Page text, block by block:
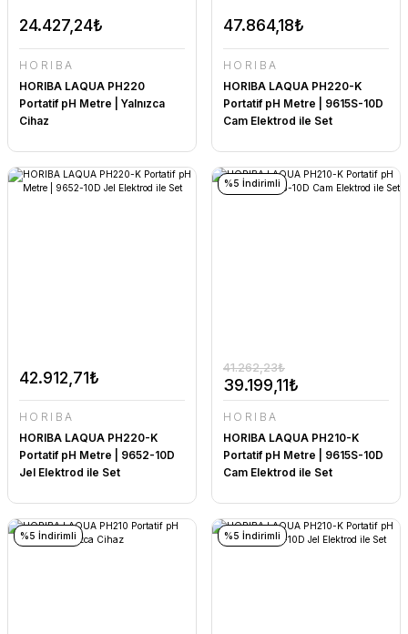
24.427,24₺
HORIBA
HORIBA LAQUA PH220
Portatif pH Metre | Yalnızca
Cihaz
47.864,18₺
HORIBA
HORIBA LAQUA PH220-K
Portatif pH Metre | 9615S-10D
Cam Elektrod ile Set
42.912,71₺
HORIBA
HORIBA LAQUA PH220-K
Portatif pH Metre | 9652-10D
Jel Elektrod ile Set
%5 İndirimli
39.199,11₺
41.262,23₺
HORIBA
HORIBA LAQUA PH210-K
Portatif pH Metre | 9615S-10D
Cam Elektrod ile Set
%5 İndirimli %5 İndirimli